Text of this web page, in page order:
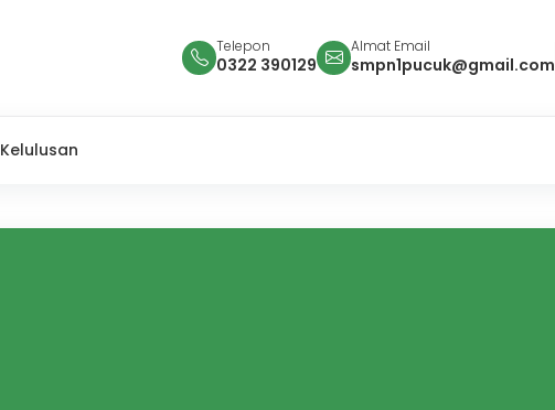
Telepon
0322 390129
Almat Email
smpn1pucuk@gmail.com
Kelulusan